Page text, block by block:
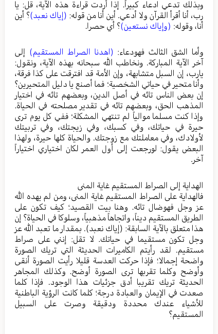
وبذلك تدعي ادعاء كبيراً. إذا أردت قراءة هذه الآية، قل: يا
رب، أنا أقرأ القرآن ولا أدعي. أين أنا من قوله: (إياك نعبد)؟ أين
أنا، وقوله: (وإياك نستعين)؟ أي حصرا.
وأما الشق الثالث فهودعاء: (اهدنا الصراط المستقيم) إلى
آخر الآية المباركة. ونخاطب الله سبحانه بهذه الآية، ونقول:
يارب، إن السبل متشابهة، وإن الأمة قد افترقت على كذا فرقة،
وأنا متحير في حياتي الشخصية؛ فما أصنع يا دليل المتحيرين؟
إن بعض الناس تائه في أصل الدين، وبعضهم تائه في اختيار
المذهب الحق، وبعضهم تائه في تقدير مصلحته في الحياة.
وإذا كنت مسلما موالياً لم تنتهي المشكلة؛ ففي كل يوم ترى
حيرة في حياتك، وفي كسبك، وفي زيجتك، وفي تربيتك
لأولادك، وفي معاملتك مع زوجتك. والحياة كلها حيرة، ولهذا
البعض يقول: لورجعت إلى أول العمر لكان اختياري اختياراً
آخر.
الهداية إلى الصراط المستقيم غاية المنى
فالهداية على الصراط المستقيم غاية المنى، ومن لم يهده الله
عز وجل فهوضال تائه. وهنا بيت القصيد؛ كيف تكون على
الطريق المستقيم ديناً، واتجاهاً مذهبياً، وسلوكا في الحياة؟ إن
هذا متعلق بالآية السابقة: (إياك نعبد). بمقدار ما تعبد الله عز
وجل تكون مستقيما في حياتك. لا تقل: إنني على صراط
مستقيم. لقد رأيتم الكاميرات الحديثة التي تريك الصورة
واضحة إجمالا؛ فإذا حركت العدسة قليلا رأيت الصورة أنقى
وأوضح وكلما تقربها ترى الصورة أوضح. وكذلك المجاهر
الحديثة تريك تقريبا أدق جزئيات هذا الوجود. فإذا كلما
صعدت في الإيمان والعبادة درجة؛ كلما كانت الرؤية الباطنية
للأشياء عندك محددة ودقيقة وصرت على السبيل
المستقيم؟